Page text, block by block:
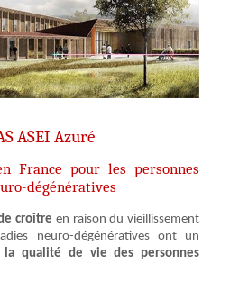
ASEI Azuré
France pour les personnes
dégénératives
croître en raison du vieillissement
neuro-dégénératives ont un
qualité de vie des personnes